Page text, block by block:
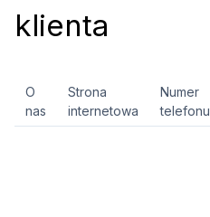
klienta
O
nas
Strona
internetowa
Numer
telefonu